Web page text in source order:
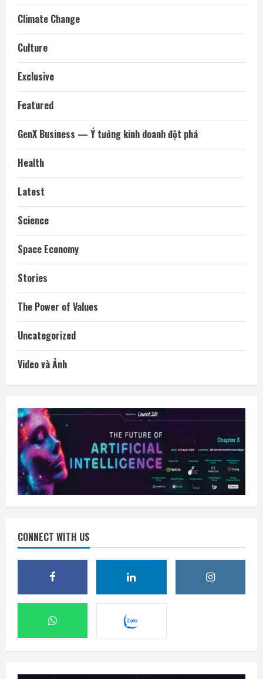
Climate Change
Culture
Exclusive
Featured
GenX Business — Ý tưởng kinh doanh đột phá
Health
Latest
Science
Space Economy
Stories
The Power of Values
Uncategorized
Video và Ảnh
CONNECT WITH US